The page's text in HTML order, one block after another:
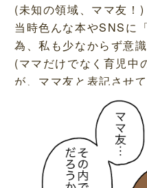
(未知の領域、ママ友！)
当時色んな本やSNSに
為、私も少なからず意
(ママだけでなく育児中
が、ママ友と表記させ